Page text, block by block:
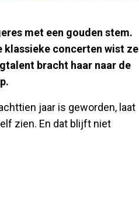
met een gouden stem.
klassieke concerten wist ze
bracht haar naar de
jaar is geworden, laat
zien. En dat blijft niet